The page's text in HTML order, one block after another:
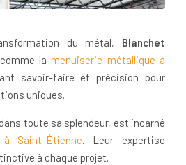
du métal, Blanchet
lamenuiserie métallique à
savoir-faire et précision pour
uniques.
toute sa splendeur, est incarné
Saint-Étienne. Leur expertise
à chaque projet.